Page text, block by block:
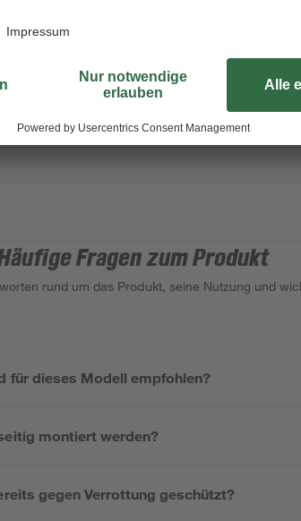
Inhalt nebenbei effektiv
Fragen zum Produkt
rund um das Produkt, seine Nutzung und
für dieses Modell empfohlen?
montiert werden?
gegen Verrottung geschützt?